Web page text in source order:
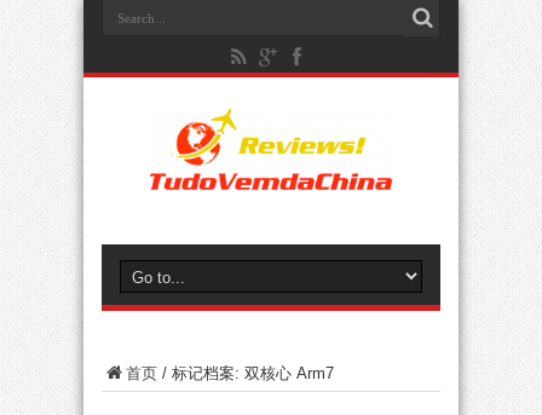
首页 / 标记档案: 双核心 Arm7